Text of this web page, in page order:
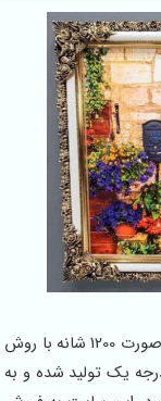
انواع تابلو فرش ماشینی زیبا از منظره و طبیعت به صورت 1200 شانه با روش
یک تولید شده و به